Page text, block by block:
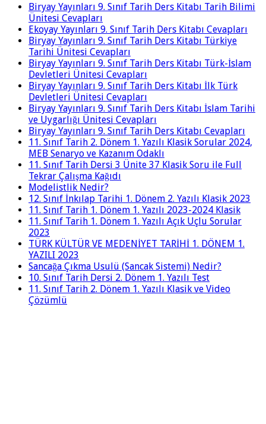
Biryay Yayınları 9. Sınıf Tarih Ders Kitabı Tarih Bilimi
Ünitesi Cevapları
Ekoyay Yayınları 9. Sınıf Tarih Ders Kitabı Cevapları
Biryay Yayınları 9. Sınıf Tarih Ders Kitabı Türkiye
Tarihi Ünitesi Cevapları
Biryay Yayınları 9. Sınıf Tarih Ders Kitabı Türk-İslam
Devletleri Ünitesi Cevapları
Biryay Yayınları 9. Sınıf Tarih Ders Kitabı İlk Türk
Devletleri Ünitesi Cevapları
Biryay Yayınları 9. Sınıf Tarih Ders Kitabı İslam Tarihi
ve Uygarlığı Ünitesi Cevapları
Biryay Yayınları 9. Sınıf Tarih Ders Kitabı Cevapları
11. Sınıf Tarih 2. Dönem 1. Yazılı Klasik Sorular 2024,
MEB Senaryo ve Kazanım Odaklı
11. Sınıf Tarih Dersi 3 Ünite 37 Klasik Soru ile Full
Tekrar Çalışma Kağıdı
Modelistlik Nedir?
12. Sınıf İnkılap Tarihi 1. Dönem 2. Yazılı Klasik 2023
11. Sınıf Tarih 1. Dönem 1. Yazılı 2023-2024 Klasik
11. Sınıf Tarih 1. Dönem 1. Yazılı Açık Uçlu Sorular
2023
TÜRK KÜLTÜR VE MEDENİYET TARİHİ 1. DÖNEM 1.
YAZILI 2023
Sancağa Çıkma Usulü (Sancak Sistemi) Nedir?
10. Sınıf Tarih Dersi 2. Dönem 1. Yazılı Test
11. Sınıf Tarih 2. Dönem 1. Yazılı Klasik ve Video
Çözümlü